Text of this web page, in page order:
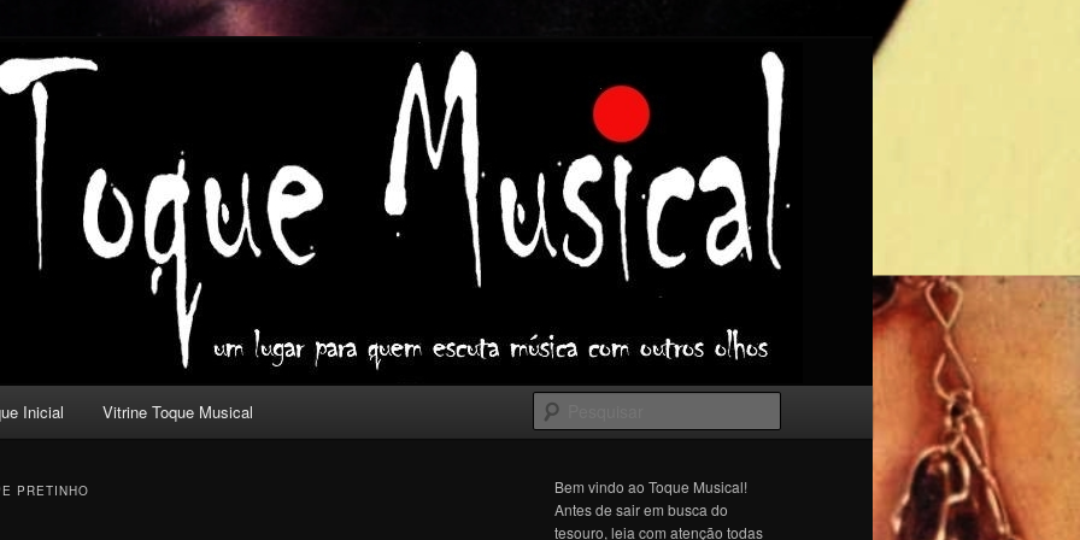
com outros olhos.
Inicial Vitrine Toque Musical
PRETINHO
Bem vindo ao Toque Musical!
Antes de sair em busca do
tesouro, leia com atenção todas